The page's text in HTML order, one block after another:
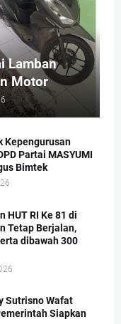
Lamban
Motor
Kepengurusan
Partai MASYUMI
Bimtek
HUT RI Ke 81 di
Tetap Berjalan,
dibawah 300
Sutrisno Wafat
Siapkan